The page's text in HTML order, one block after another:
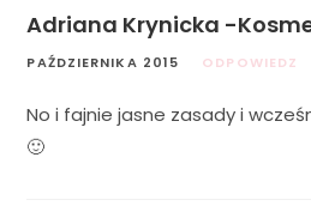
Adriana Krynicka -
PAŹDZIERNIKA 2015
ODPOWIEDZ
No i fajnie jasne zasady i
🙂